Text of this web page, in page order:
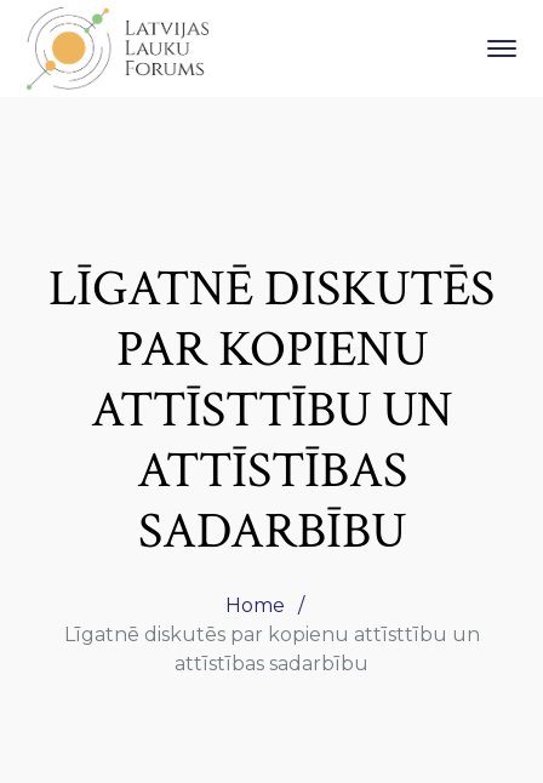
LĪGATNĒ DISKUTĒS
PAR KOPIENU
ATTĪSTTĪBU UN
ATTĪSTĪBAS
SADARBĪBU
Home
Līgatnē diskutēs par kopienu attīsttību un
attīstības sadarbību